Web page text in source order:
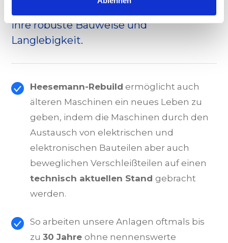
ihre robuste Bauweise und
Langlebigkeit.
Heesemann-Rebuild ermöglicht auch
älteren Maschinen ein neues Leben zu
geben, indem die Maschinen durch den
Austausch von elektrischen und
elektronischen Bauteilen aber auch
beweglichen Verschleißteilen auf einen
technisch aktuellen Standgebracht
werden.
So arbeiten unsere Anlagen oftmals bis
zu30 Jahreohne nennenswerte